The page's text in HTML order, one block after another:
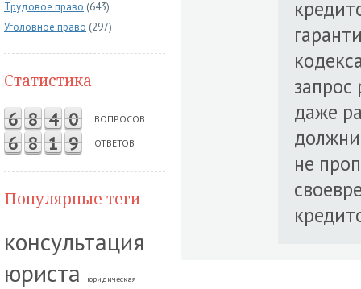
Трудовое право (643)
Уголовное право (297)
Статистика
6 8 4 0 ВОПРОСОВ
6 8 1 9 ОТВЕТОВ
Популярные теги
консультация
юриста
юридическая
запрос
даже
не